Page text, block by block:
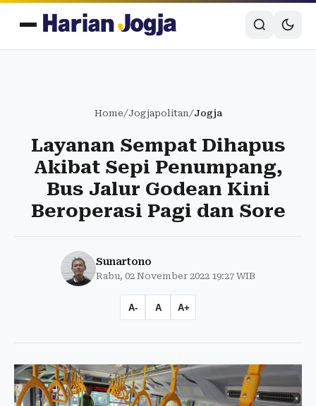
Home/Jogjapolitan/Jogja
Layanan Sempat Dihapus
Akibat Sepi Penumpang,
Bus Jalur Godean Kini
Beroperasi Pagi dan Sore
Sunartono
Rabu, 02 November 2022 19:27 WIB
A- A A+